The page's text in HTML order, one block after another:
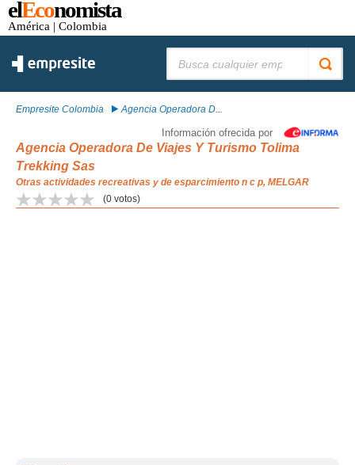
elEconomista
América | Colombia
Empresite Colombia Agencia Operadora D...
Información ofrecida por
Agencia Operadora De Viajes Y Turismo Tolima
Trekking Sas
Otras actividades recreativas y de esparcimiento n c p, MELGAR
(0 votos)